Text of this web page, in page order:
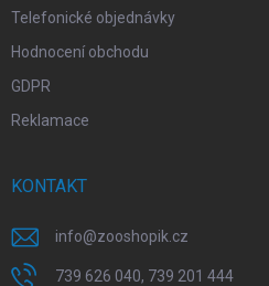
Telefonické objednávky
Hodnocení obchodu
GDPR
Reklamace
KONTAKT
info@zooshopik.cz
739 626 040, 739 201 444